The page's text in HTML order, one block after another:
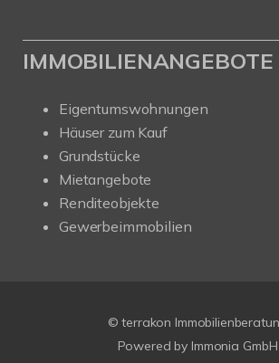
IMMOBILIENANGEBOTE
Eigentumswohnungen
Häuser zum Kauf
Grundstücke
Mietangebote
Renditeobjekte
Gewerbeimmobilien
© terrakon
Powered by Immonia GmbH